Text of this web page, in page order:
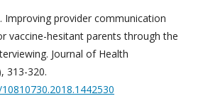
Improving provider communication
vaccine-hesitant parents through the
Journal of Health
313-320.